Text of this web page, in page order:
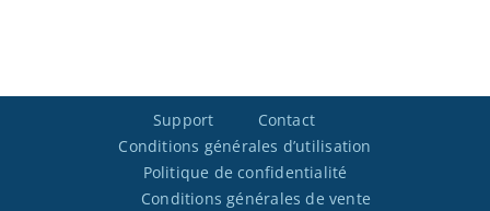
Support
Contact
Conditions générales d’utilisation
Politique de confidentialité
Conditions générales de vente